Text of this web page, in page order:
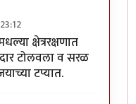
byश्रीगुरुजी
क्षेत्ररक्षणात
टोलवला व सरळ
टप्यात.